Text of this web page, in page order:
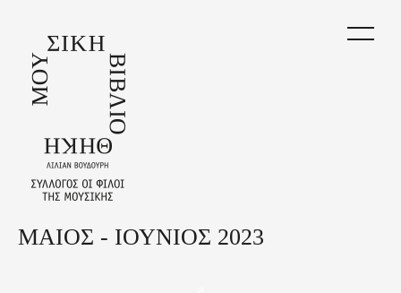
main
content
Back
ΜΑΙΟΣ - ΙΟΥΝΙΟΣ 2023